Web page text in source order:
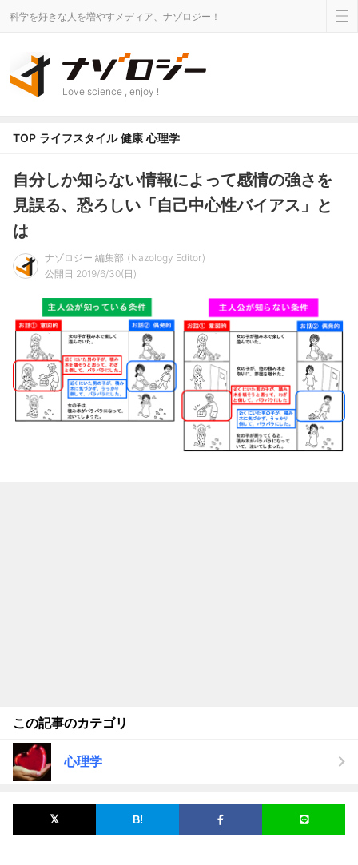
科学を好きな人を増やすメディア、ナゾロジー！
Love science , enjoy !
TOP ライフスタイル 健康 心理学
自分しか知らない情報によって感情の強さを
見誤る、恐ろしい「自己中心性バイアス」と
は
ナゾロジー 編集部
Nazology Editor
公開日 2019/6/30(日)
この記事のカテゴリ
心理学